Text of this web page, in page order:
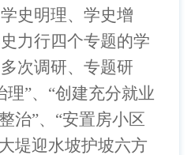
史明理、学史增
力行四个专题的学
次调研、专题研
理”、“创建充分就业
治”、“安置房小区
堤迎水坡护坡六方